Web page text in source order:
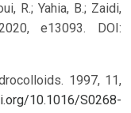
R.; Yahia, B.; Zaidi,
e13093. DOI:
1997, 11,
10.1016/S0268-